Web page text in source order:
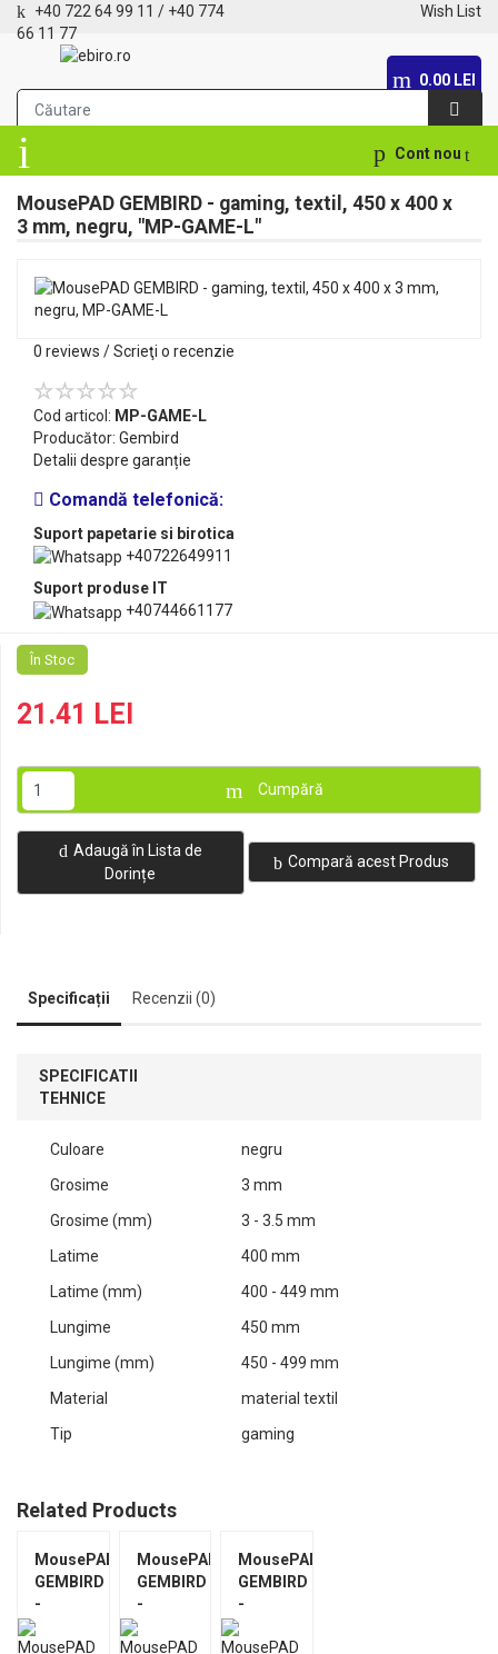
+40 722 64 99 11 / +40 774
66 11 77
Wish List
0.00 LEI
Cont nou
MousePAD GEMBIRD - gaming, textil, 450 x 400 x
3 mm, negru, "MP-GAME-L"
0 reviews /Scrieţi o recenzie
Cod articol: MP-GAME-L
Producător: Gembird
Detalii despre garanție
Comandă telefonică:
Suport papetarie si birotica
+40722649911
Suport produse IT
+40744661177
În Stoc
21.41 LEI
Cumpără
Adaugă în Lista de
Dorințe
Compară acest Produs
Specificații Recenzii (0)
SPECIFICATII
TEHNICE
Culoare
negru
Grosime
3 mm
Grosime (mm)
3 - 3.5 mm
Latime
400 mm
Latime (mm)
400 - 449 mm
Lungime
450 mm
Lungime (mm)
450 - 499 mm
Material
material textil
Tip
gaming
Related Products
MousePAD
GEMBIRD
-
gaming,
textil,
MousePAD
GEMBIRD
-
gaming,
textil,
MousePAD
GEMBIRD
-
gaming,
cauciuc